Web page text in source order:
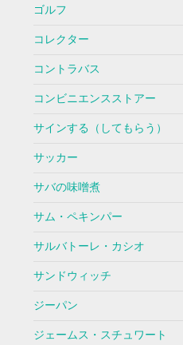
ゴルフ
コレクター
コントラバス
コンビニエンスストアー
サインする（してもらう）
サッカー
サバの味噌煮
サム・ペキンパー
サルバトーレ・カシオ
サンドウィッチ
ジーパン
ジェームス・スチュワート